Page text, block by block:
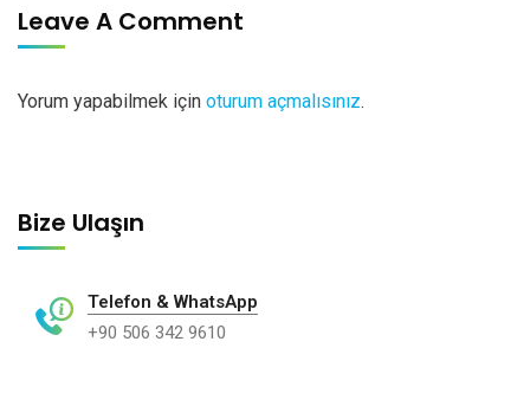
Leave A Comment
Yorum yapabilmek için oturum açmalısınız.
Bize Ulaşın
Telefon & WhatsApp
+90 506 342 9610